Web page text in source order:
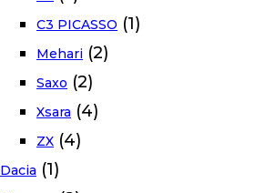
C3 PICASSO (1)
Mehari (2)
Saxo (2)
Xsara (4)
ZX (4)
Dacia (1)